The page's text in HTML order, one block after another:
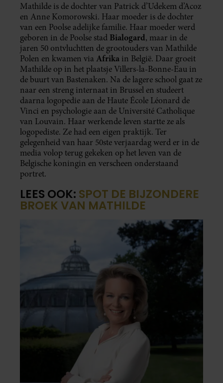
Mathilde is de dochter van Patrick d’Udekem d’Acoz
en Anne Komorowski. Haar moeder is de dochter
van een Poolse adelijke familie. Haar moeder werd
geboren in de Poolse stad Bialogard, maar in de
jaren 50 ontvluchtten de grootouders van Mathilde
Polen en kwamen via Afrika in België. Daar groeit
Mathilde op in het plaatsje Villers-la-Bonne-Eau in
de buurt van Bastenaken. Na de lagere school gaat ze
naar een streng internaat in Brussel en studeert
daarna logopedie aan de Haute École Léonard de
Vinci en psychologie aan de Université Catholique
van Louvain. Haar werkende leven startte ze als
logopediste. Ze had een eigen praktijk. Ter
gelegenheid van haar 50ste verjaardag werd er in de
media volop terug gekeken op het leven van de
Belgische koningin en verscheen onderstaand
portret.
LEES OOK: SPOT DE BIJZONDERE
BROEK VAN MATHILDE